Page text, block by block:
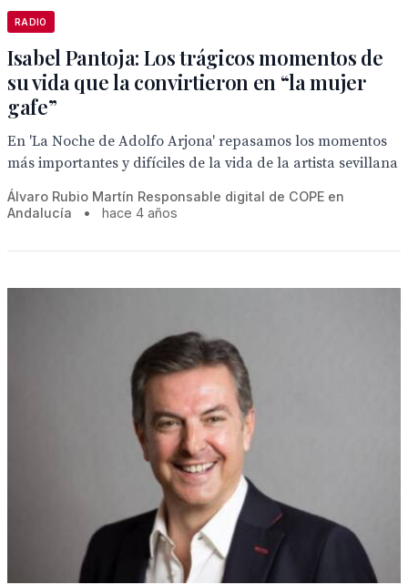
RADIO
Isabel Pantoja: Los trágicos momentos de
su vida que la convirtieron en “la mujer
gafe”
En 'La Noche de Adolfo Arjona' repasamos los momentos
más importantes y difíciles de la vida de la artista sevillana
Álvaro Rubio Martín Responsable digital de COPE en
Andalucía
• hace 4 años